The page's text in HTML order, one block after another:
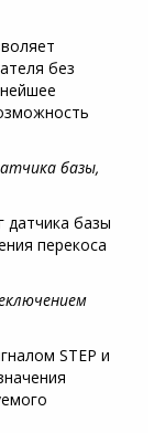
без
базы,
датчика базы
перекоса
STEP и